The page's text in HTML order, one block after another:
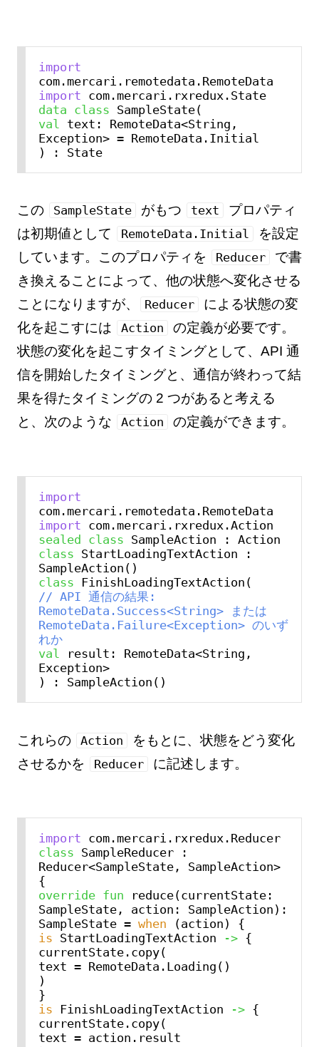
import
import
com.mercari.rxredux.State
data class
val
text: RemoteData<String,
Exception> = RemoteData.Initial
) : State
この SampleState がもつ text
プロパティ
は初期値として
RemoteData.Initial
を設定
しています。このプロパティを
Reducer
で書
き換えることによって、他の状態へ変化させる
ことになりますが、
Reducer
による状態の変
化を起こすには
Action
の定義が必要です。
状態の変化を起こすタイミングとして、API 通
信を開始したタイミングと、通信が終わって結
果を得たタイミングの 2 つがあると考える
と、次のような
Action の定義ができます。
import
import
sealed class
class StartLoadingTextAction :
class
// API 通信の結果:
RemoteData.Success<String> または
RemoteData.Failure<Exception> のいず
れか
val
result: RemoteData<String,
Exception>
これらの Action
をもとに、状態をどう変化
させるかを
Reducer に記述します。
import
com.mercari.rxredux.Reducer
class SampleReducer :
Reducer<SampleState, SampleAction>
override fun reduce(currentState:
SampleState, action: SampleAction):
SampleState = when
is StartLoadingTextAction -> {
currentState.copy(
text = RemoteData.Loading()
)
is FinishLoadingTextAction -> {
currentState.copy(
text = action.result